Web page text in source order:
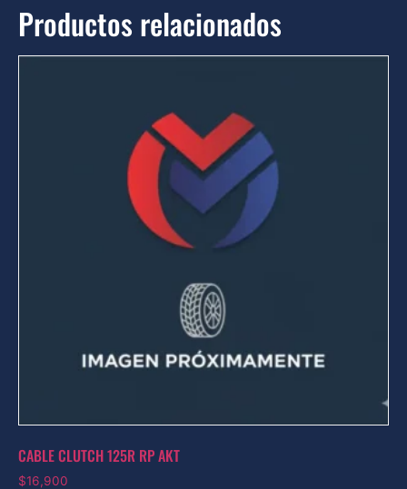
Productos relacionados
CABLE CLUTCH 125R RP AKT
$16,900